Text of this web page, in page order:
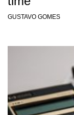
GUSTAVO GOMES